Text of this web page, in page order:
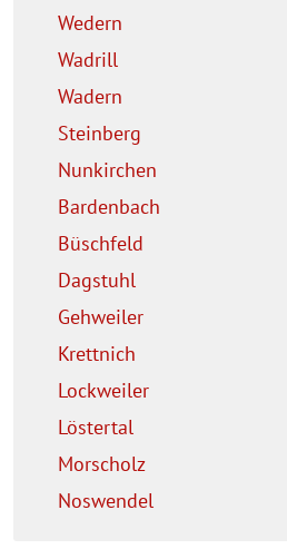
Wedern
Wadrill
Wadern
Steinberg
Nunkirchen
Bardenbach
Büschfeld
Dagstuhl
Gehweiler
Krettnich
Lockweiler
Löstertal
Morscholz
Noswendel